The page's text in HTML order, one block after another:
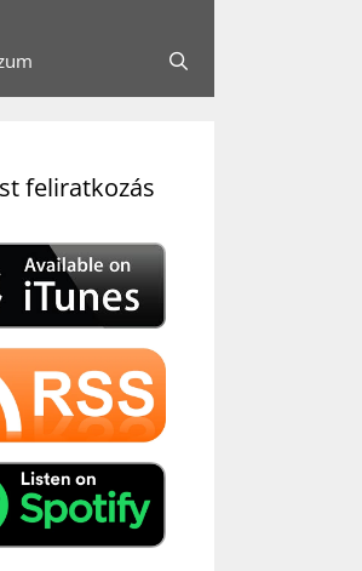
feliratkozás